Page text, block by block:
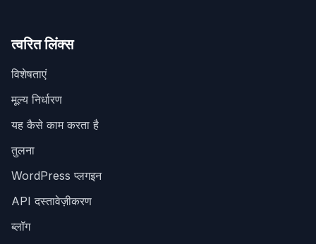
त्वरित लिंक्स
विशेषताएं
मूल्य निर्धारण
यह कैसे काम करता है
तुलना
WordPress प्लगइन
API दस्तावेज़ीकरण
ब्लॉग